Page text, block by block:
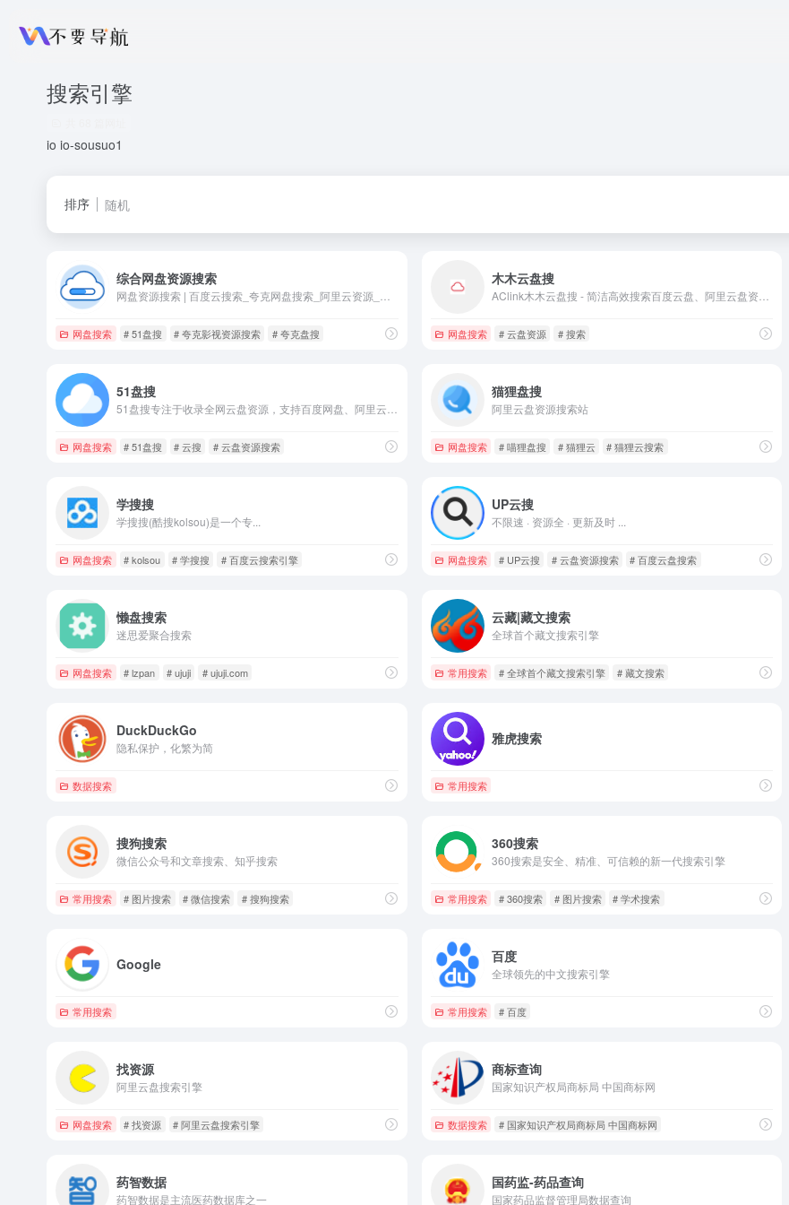
搜索引擎
io io-sousuo1
排序 随机
综合网盘资源搜索
网盘搜索 # 51盘搜 # 夸克影视资源搜索 # 夸克盘搜
木木云盘搜
网盘搜索 # 云盘资源 # 搜索
51盘搜
网盘搜索 # 51盘搜 # 云搜 # 云盘资源搜索
猫狸盘搜
阿里云盘资源搜索站
网盘搜索 # 喵狸盘搜 # 猫狸云 # 猫狸云搜索
学搜搜
学搜搜(酷搜kolsou)是一个专...
网盘搜索 # kolsou # 学搜搜 # 百度云搜索引擎
UP云搜
不限速 · 资源全 · 更新及时 ...
网盘搜索 # UP云搜 # 云盘资源搜索 # 百度云盘搜索
懒盘搜索
迷思爱聚合搜索
网盘搜索 # lzpan # ujuji # ujuji.com
云藏|藏文搜索
全球首个藏文搜索引擎
常用搜索 # 全球首个藏文搜索引擎 # 藏文搜索
DuckDuckGo
隐私保护，化繁为简
数据搜索
雅虎搜索
常用搜索
搜狗搜索
微信公众号和文章搜索、知乎搜索
常用搜索 # 图片搜索 # 微信搜索 # 搜狗搜索
360搜索
360搜索是安全、精准、可信赖的新一代搜索引擎
常用搜索 # 360搜索 # 图片搜索 # 学术搜索
Google
常用搜索
百度
全球领先的中文搜索引擎
常用搜索 # 百度
找资源
阿里云盘搜索引擎
网盘搜索 # 找资源 # 阿里云盘搜索引擎
商标查询
国家知识产权局商标局 中国商标网
数据搜索 # 国家知识产权局商标局 中国商标网
药智数据
药智数据是主流医药数据库之一
国药监-药品查询
国家药品监督管理局数据查询